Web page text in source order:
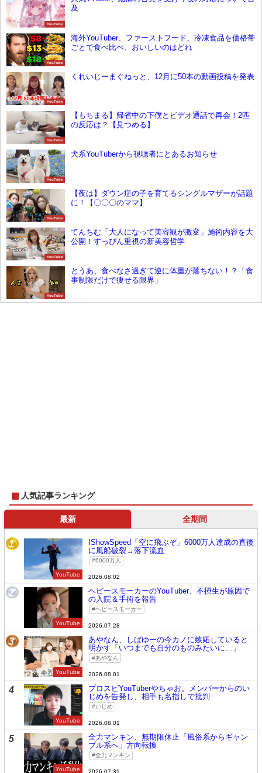
YouTube
及
YouTube
海外YouTuber、ファーストフード、冷凍食品を価格帯
ごとで食べ比べ、おいしいのはどれ
YouTube
くれいじーまぐねっと、12月に50本の動画投稿を発表
YouTube
【もちまる】帰省中の下僕とビデオ通話で再会！2匹
の反応は？【見つめる】
YouTube
犬系YouTuberから視聴者にとあるお知らせ
YouTube
【夜は】ダウン症の子を育てるシングルマザーが話題
に！【〇〇〇のママ】
YouTube
てんちむ「大人になって美容観が激変」施術内容を大
公開！すっぴん重視の新美容哲学
YouTube
とうあ、食べなさ過ぎて逆に体重が落ちない！？「食
事制限だけで痩せる限界」
人気記事ランキング
最新 全期間
1
YouTube
IShowSpeed「空に飛ぶぞ」6000万人達成の直後
に風船破裂→落下流血
6000万人
2026.08.02
2
YouTube
ヘビースモーカーのYouTuber、不摂生が原因で
の入院＆手術を報告
ヘビースモーカー
2026.07.28
3
YouTube
あやなん、しばゆーの今カノに嫉妬していると
明かす「いつまでも自分のものみたいに…」
あやなん
2026.08.01
4
YouTube
プロスピYouTuberやちゃお。メンバーからのい
じめを告発し、相手も名指しで批判
いじめ
2026.08.01
5
YouTube
全力マンキン、無期限休止「風俗系からギャン
ブル系へ」方向転換
全力マンキン